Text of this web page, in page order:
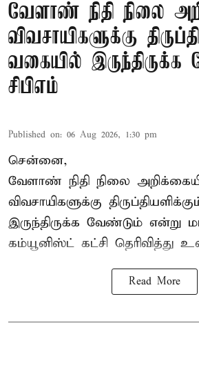
வேளாண் நிதி நிலை
விவசாயிகளுக்கு
வகையில்
சிபிஎம்
Published on: 06 Aug 2026, 1:30 pm
சென்னை,
வேளாண் நிதி நிலை
விவசாயிகளுக்கு
இருந்திருக்க வேண்டும் என்று
கம்யூனிஸ்ட் கட்சி தெரிவித்து
Read More